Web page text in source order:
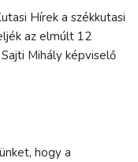
Hírek a székkutasi
az elmúlt 12
Mihály képviselő
hogy a